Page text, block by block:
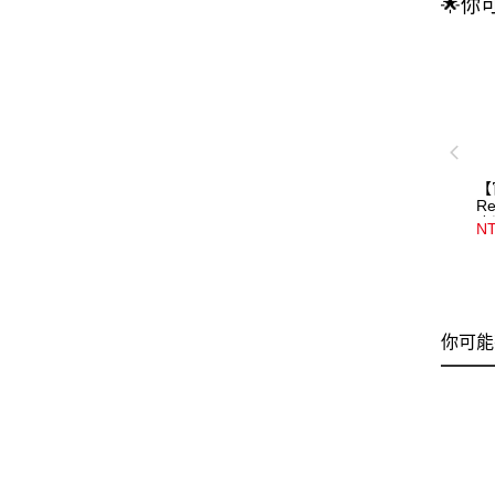
🌟你
皮
你可